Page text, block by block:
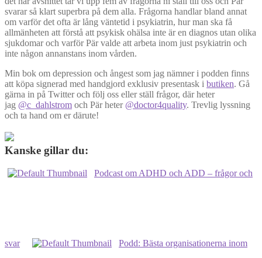
svarar så klart superbra på dem alla. Frågorna handlar bland annat
om varför det ofta är lång väntetid i psykiatrin, hur man ska få
allmänheten att förstå att psykisk ohälsa inte är en diagnos utan olika
sjukdomar och varför Pär valde att arbeta inom just psykiatrin och
inte någon annanstans inom vården.
Min bok om depression och ångest som jag nämner i podden finns
att köpa signerad med handgjord exklusiv presentask i butiken. Gå
gärna in på Twitter och följ oss eller ställ frågor, där heter
jag @c_dahlstrom och Pär heter @doctor4quality. Trevlig lyssning
och ta hand om er därute!
Kanske gillar du:
Podcast om ADHD och ADD – frågor och
svar Podd: Bästa organisationerna inom